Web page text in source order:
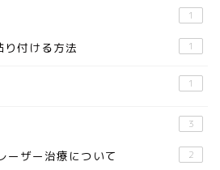
1
付ける方法 1
1
3
ーザー治療について 2